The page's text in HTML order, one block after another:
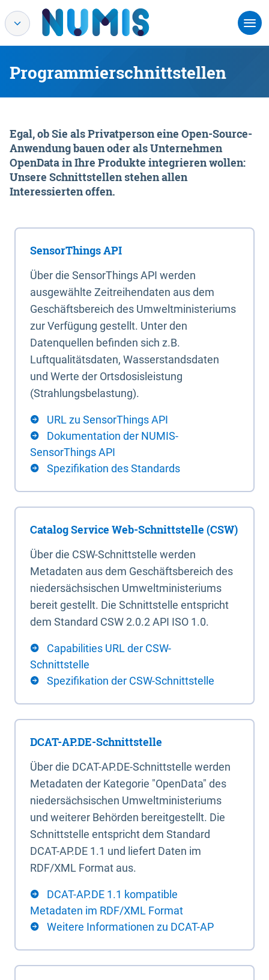
Programmierschnittstellen
Egal, ob Sie als Privatperson eine Open-Source-
Anwendung bauen oder als Unternehmen
OpenData in Ihre Produkte integrieren wollen:
Unsere Schnittstellen stehen allen
Interessierten offen.
SensorThings API
Über die SensorThings API werden
ausgewählte Zeitreihendaten aus dem
Geschäftsbereich des Umweltministeriums
zur Verfügung gestellt. Unter den
Datenquellen befinden sich z.B.
Luftqualitätsdaten, Wasserstandsdaten
und Werte der Ortsdosisleistung
(Strahlungsbelastung).
URL zu SensorThings API
Dokumentation der NUMIS-
SensorThings API
Spezifikation des Standards
Catalog Service Web-Schnittstelle (CSW)
Über die CSW-Schnittstelle werden
Metadaten aus dem Geschäftsbereich des
niedersächsischen Umweltministeriums
bereit gestellt. Die Schnittstelle entspricht
dem Standard CSW 2.0.2 API ISO 1.0.
Capabilities URL der CSW-
Schnittstelle
Spezifikation der CSW-Schnittstelle
DCAT-AP.DE-Schnittstelle
Über die DCAT-AP.DE-Schnittstelle werden
Metadaten der Kategorie "OpenData" des
niedersächsischen Umweltministeriums
und weiterer Behörden bereitgestellt. Die
Schnittstelle entspricht dem Standard
DCAT-AP.DE 1.1 und liefert Daten im
RDF/XML Format aus.
DCAT-AP.DE 1.1 kompatible
Metadaten im RDF/XML Format
Weitere Informationen zu DCAT-AP